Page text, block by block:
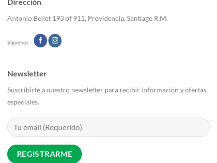
Antonio Bellet 193 of 911, Providencia, Santiago R.M.
Siguenos
Newsletter
Suscribirte a nuestro newsletter para recibir información y ofertas
especiales.